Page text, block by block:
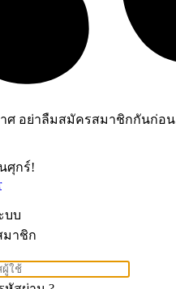
ศ อย่าลืมสมัครสมาชิกกันก่อน
ศุกร์!
บบ
มาชิก